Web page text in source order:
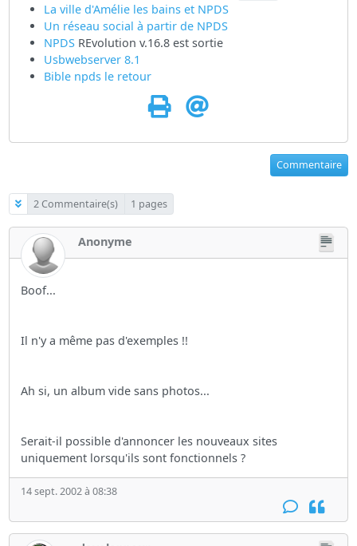
La ville d'Amélie les bains et NPDS
Un réseau social à partir de NPDS
NPDSREvolution v.16.8 est sortie
Usbwebserver 8.1
Bible npds le retour
Commentaire
2 Commentaire(s) 1 pages
Anonyme
Boof...
Il n'y a même pas d'exemples !!
Ah si, un album vide sans photos...
Serait-il possible d'annoncer les nouveaux sites
uniquement lorsqu'ils sont fonctionnels ?
14 sept. 2002 à 08:38